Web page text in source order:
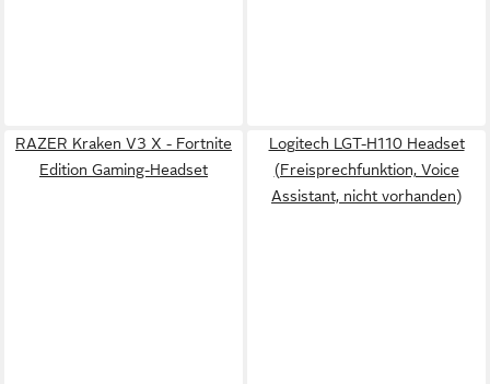
RAZER Kraken V3 X - Fortnite
Edition Gaming-Headset
Logitech LGT-H110 Headset
(Freisprechfunktion, Voice
Assistant, nicht vorhanden)